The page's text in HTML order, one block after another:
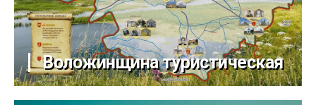
Воложинщина туристическая